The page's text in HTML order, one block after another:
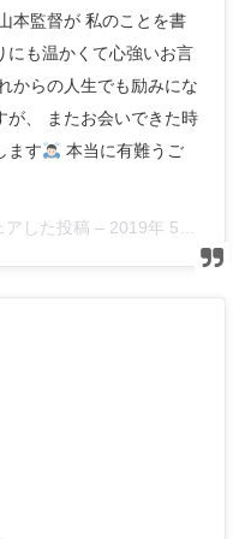
の作品の山本監督が 私のことを書
にも温かくて心強いお言
からの人生でも励みにな
が、 またお会いできた時
ます
本当に有難うご
アした投稿 – 2019年 5月月22日午前2時08分PDT